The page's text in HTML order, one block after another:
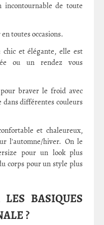
incontournable de toute
toutes occasions.
et élégante, elle est
ou un rendez vous
braver le froid avec
différentes couleurs
et chaleureux,
l'automne/hiver. On le
pour un look plus
corps pour un style plus
BASIQUES
?